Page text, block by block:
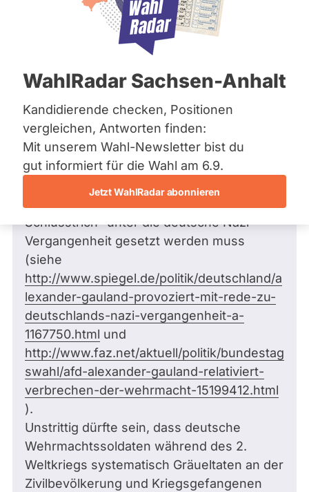
Bremen
Hamburg
Mecklenburg-Vorpommern
Nordrhein-Westfalen
Saarland
Sachsen
Sachsen-Anhalt
Sachsen-Anhalt
Schleswig-Holstein
Thüringen
Archiv
Über uns
WahlRadar Sachsen-Anhalt
Kandidierende checken, Positionen
vergleichen, Antworten finden:
Mit unserem Wahl-Newsletter bist du
gut informiert für die Wahl am 6.9.
Jetzt WahlRadar abonnieren
weil
aktive
21.09.2017
Frage an Jörg Schneider von
Guido L.
bezüglich Recht
Sehr geehrter Herr Schneider,
das AfD-Vorstandsmitglied Alexander
Gauland sagte am 02.09.17 beim sog. AfD-
Kyffhäuser-Treffen in Thüringen, dass die
Rolle deutscher Soldaten im 2. Weltkrieg
Schlusstrich" unter die deutsche Nazi-
Vergangenheit gesetzt werden muss
(siehe
http://www.spiegel.de/politik/deutschland/a
lexander-gauland-provoziert-mit-rede-zu-
deutschlands-nazi-vergangenheit-a-
1167750.html und
http://www.faz.net/aktuell/politik/bundestag
swahl/afd-alexander-gauland-relativiert-
verbrechen-der-wehrmacht-15199412.html
).
Unstrittig dürfte sein, dass deutsche
Wehrmachtssoldaten während des 2.
Weltkriegs systematisch Gräueltaten an der
Zivilbevölkerung und Kriegsgefangenen